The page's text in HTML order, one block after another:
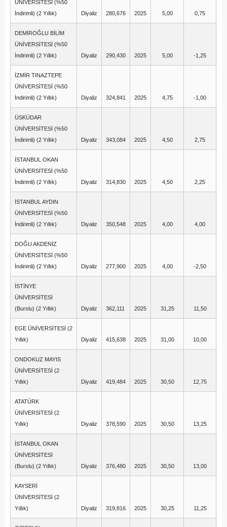
ÜNİVERSİTESİ (%50
İndirimli) (2 Yıllık)
Diyaliz 280,676 2025 5,00 0,75
DEMİROĞLU BİLİM
ÜNİVERSİTESİ (%50
İndirimli) (2 Yıllık)
Diyaliz 290,430 2025 5,00 -1,25
İZMİR TINAZTEPE
ÜNİVERSİTESİ (%50
İndirimli) (2 Yıllık)
Diyaliz 324,841 2025 4,75 -1,00
ÜSKÜDAR
ÜNİVERSİTESİ (%50
İndirimli) (2 Yıllık)
Diyaliz 343,084 2025 4,50 2,75
İSTANBUL OKAN
ÜNİVERSİTESİ (%50
İndirimli) (2 Yıllık)
Diyaliz 314,830 2025 4,50 2,25
İSTANBUL AYDIN
ÜNİVERSİTESİ (%50
İndirimli) (2 Yıllık)
Diyaliz 350,548 2025 4,00 4,00
DOĞU AKDENİZ
ÜNİVERSİTESİ (%50
İndirimli) (2 Yıllık)
Diyaliz 277,900 2025 4,00 -2,50
İSTİNYE
ÜNİVERSİTESİ
(Burslu) (2 Yıllık)
Diyaliz 362,111 2025 31,25 11,50
EGE ÜNİVERSİTESİ (2
Yıllık)
Diyaliz 415,638 2025 31,00 10,00
ONDOKUZ MAYIS
ÜNİVERSİTESİ (2
Yıllık)
Diyaliz 419,484 2025 30,50 12,75
ATATÜRK
ÜNİVERSİTESİ (2
Yıllık)
Diyaliz 378,590 2025 30,50 13,25
İSTANBUL OKAN
ÜNİVERSİTESİ
(Burslu) (2 Yıllık)
Diyaliz 376,480 2025 30,50 13,00
KAYSERİ
ÜNİVERSİTESİ (2
Yıllık)
Diyaliz 319,816 2025 30,25 11,25